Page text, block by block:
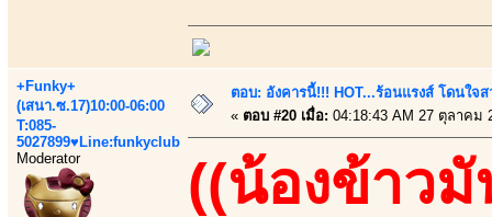
+Funky+
(เสนา.ซ.17)10:00-06:00
T:085-
5027899♥Line:funkyclub
Moderator
ตอบ: อังคารนี้!!! HOT...ร้อนแรงส์ โดนใจ
« ตอบ #20 เมื่อ: 04:18:43 AM 27 ตุลาคม
((น้องข้าวมั